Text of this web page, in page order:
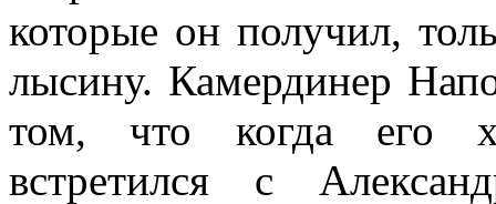
которые он получил,
лысину. Камердинер
том, что когда его
встретился с